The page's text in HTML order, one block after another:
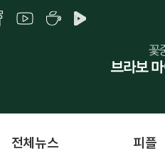
전체뉴스 피플